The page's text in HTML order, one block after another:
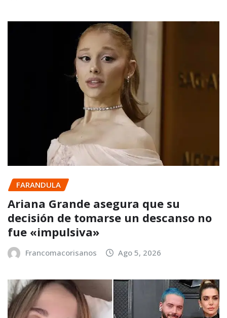
FARANDULA
Ariana Grande asegura que su
decisión de tomarse un descanso no
fue «impulsiva»
Francomacorisanos Ago 5, 2026